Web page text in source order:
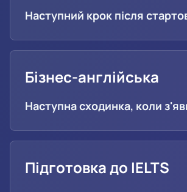
Наступний крок після
Бізнес-англійська
Наступна сходинка, коли
Підготовка до IELTS